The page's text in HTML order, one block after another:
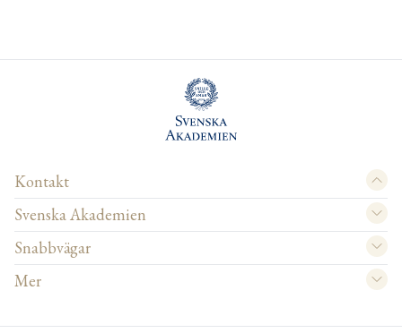
Kontakt
Svenska Akademien
Snabbvägar
Mer